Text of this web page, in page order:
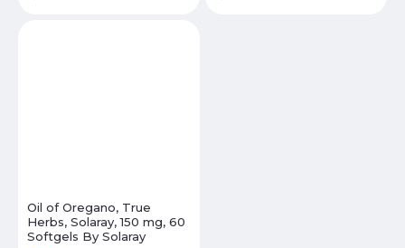
Oil of Oregano, True
Herbs, Solaray, 150 mg, 60
Softgels By Solaray